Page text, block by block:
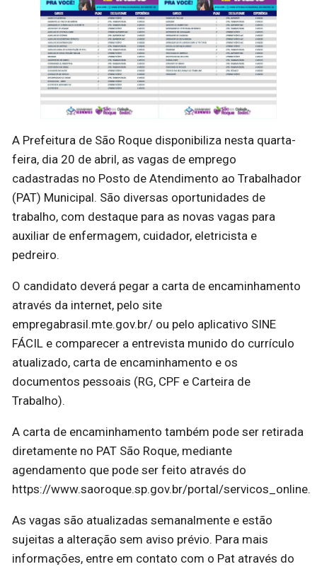
A Prefeitura de São Roque disponibiliza nesta quarta-
feira, dia 20 de abril, as vagas de emprego
cadastradas no Posto de Atendimento ao Trabalhador
(PAT) Municipal. São diversas oportunidades de
trabalho, com destaque para as novas vagas para
auxiliar de enfermagem, cuidador, eletricista e
pedreiro.
O candidato deverá pegar a carta de encaminhamento
através da internet, pelo site
empregabrasil.mte.gov.br/ ou pelo aplicativo SINE
FÁCIL e comparecer a entrevista munido do currículo
atualizado, carta de encaminhamento e os
documentos pessoais (RG, CPF e Carteira de
Trabalho).
A carta de encaminhamento também pode ser retirada
diretamente no PAT São Roque, mediante
agendamento que pode ser feito através do
https://www.saoroque.sp.gov.br/portal/servicos_online.
As vagas são atualizadas semanalmente e estão
sujeitas a alteração sem aviso prévio. Para mais
informações, entre em contato com o Pat através do